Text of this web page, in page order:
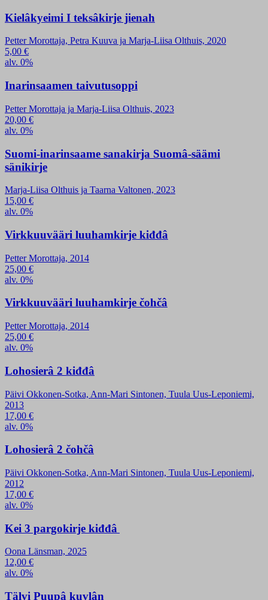
Kielâkyeimi I teksâkirje jienah
Petter Morottaja, Petra Kuuva ja Marja-Liisa Olthuis, 2020
5,00 €
alv. 0%
Inarinsaamen taivutusoppi
Petter Morottaja ja Marja-Liisa Olthuis, 2023
20,00 €
alv. 0%
Suomi-inarinsaame sanakirja Suomâ-säämi
sänikirje
Marja-Liisa Olthuis ja Taarna Valtonen, 2023
15,00 €
alv. 0%
Virkkuuvääri luuhamkirje kiđđâ
Petter Morottaja, 2014
25,00 €
alv. 0%
Virkkuuvääri luuhamkirje čohčâ
Petter Morottaja, 2014
25,00 €
alv. 0%
Lohosierâ 2 kiđđâ
Päivi Okkonen-Sotka, Ann-Mari Sintonen, Tuula Uus-Leponiemi,
2013
17,00 €
alv. 0%
Lohosierâ 2 čohčâ
Päivi Okkonen-Sotka, Ann-Mari Sintonen, Tuula Uus-Leponiemi,
2012
17,00 €
alv. 0%
Kei 3 pargokirje kiđđâ
Oona Länsman, 2025
12,00 €
alv. 0%
Tälvi Puupâ kuvlân